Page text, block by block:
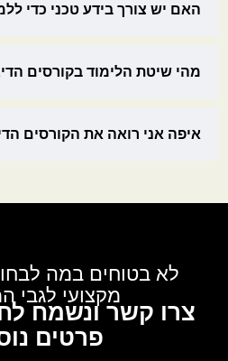
האם יש צורך בידע טכני כדי
מהי שיטת הלימוד בקורסים
איפה אני רואה את הקורסים
לא בטוחים במה
מקצועי לגבי
צרו קשר ונשמח
פרטים